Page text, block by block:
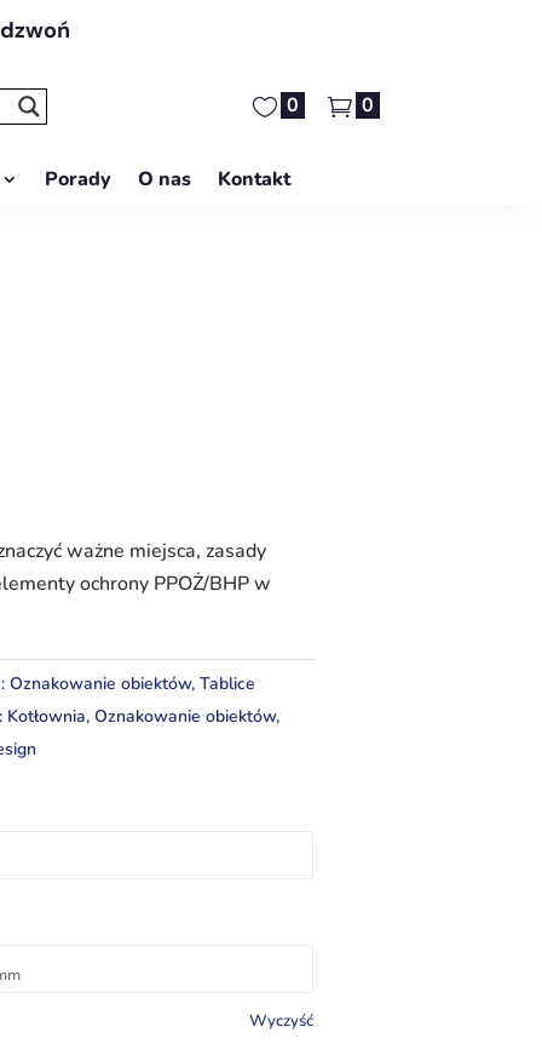
0 0
Porady O nas Kontakt
ważne miejsca, zasady
ochrony PPOŻ/BHP w
Oznakowanie obiektów, Tablice
Kotłownia, Oznakowanie obiektów,
Wyczyść